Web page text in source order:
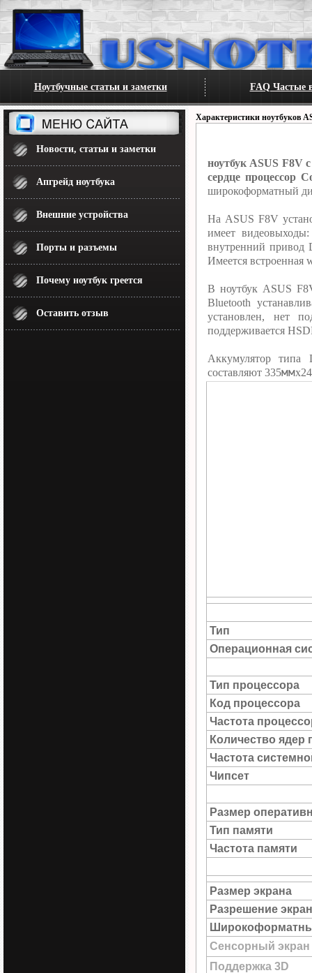
Ноутбучные статьи и заметки FAQ Частые
Новости, статьи и заметки
Апгрейд ноутбука
Внешние устройства
Порты и разъемы
Почему ноутбук греется
Оставить отзыв
Характеристики ноутбуков
ноутбук ASUS F8V
сердце процессор
широкоформатный
На ASUS F8V
имеет
внутренний привод
Имеется встроенная
В ноутбук ASUS
Bluetooth
установлен, нет
поддерживается
Аккумулятор
составляют 335мм
Тип
Операционная
Тип процессора
Код процессора
Частота
Количество ядер
Частота
Чипсет
Размер
Тип памяти
Частота памяти
Размер экрана
Разрешение
Сенсорный экран
Поддержка 3D